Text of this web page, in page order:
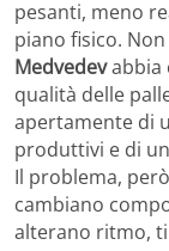
pesanti, meno
piano fisico.
Medvedevabbia
qualità delle
apertamente di
produttivi e di
Il problema,
cambiano
alterano ritmo,